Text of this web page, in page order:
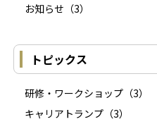
お知らせ （3）
トピックス
研修・ワークショップ （3）
キャリアトランプ （3）